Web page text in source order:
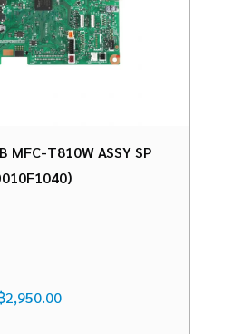
MFC-T810W ASSY SP
2,950.00